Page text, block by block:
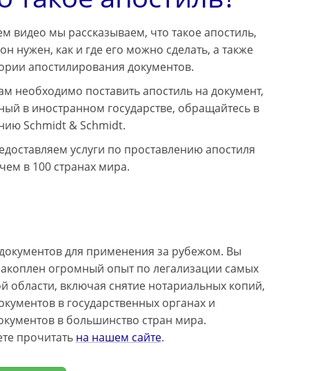
видео мы рассказываем, что такое апостиль,
нужен, как и где его можно сделать, а также
апостилирования документов.
необходимо поставить апостиль на документ,
в иностранном государстве, обращайтесь в
Schmidt & Schmidt.
услуги по проставлению апостиля
в 100 странах мира.
для применения за рубежом. Вы
огромный опыт по легализации самых
области, включая снятие нотариальных копий,
в государственных органах и
в большинство стран мира.
прочитать на нашем сайте.